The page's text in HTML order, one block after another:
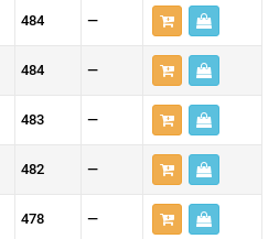
484 —
484 —
483 —
482 —
478 —